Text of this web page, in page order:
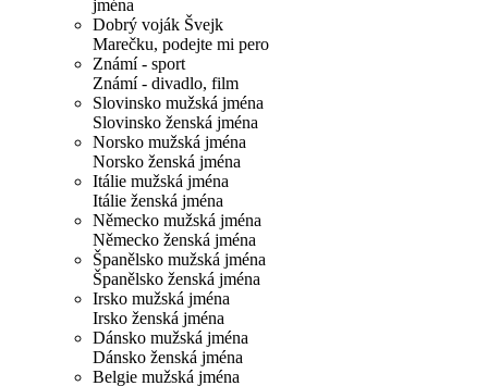
jména
Dobrý voják Švejk
Marečku, podejte mi pero
Známí - sport
Známí - divadlo, film
Slovinsko mužská jména
Slovinsko ženská jména
Norsko mužská jména
Norsko ženská jména
Itálie mužská jména
Itálie ženská jména
Německo mužská jména
Německo ženská jména
Španělsko mužská jména
Španělsko ženská jména
Irsko mužská jména
Irsko ženská jména
Dánsko mužská jména
Dánsko ženská jména
Belgie mužská jména